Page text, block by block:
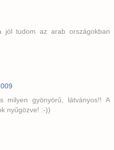
jól tudom az arab országokban
milyen gyönyörű, látványos!! A
nyűgözve! :-))